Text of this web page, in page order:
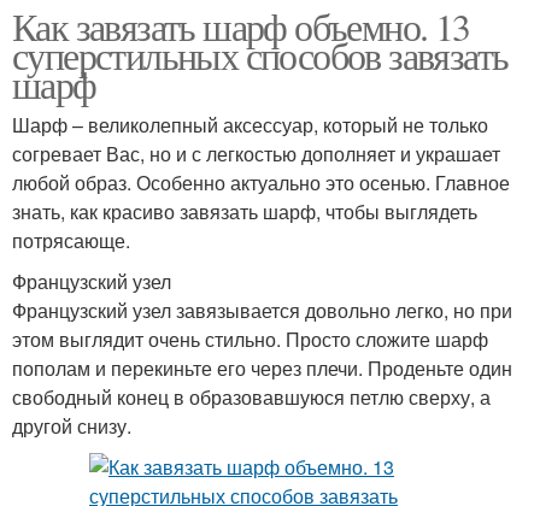
Как завязать шарф объемно. 13
суперстильных способов завязать
шарф
Шарф – великолепный аксессуар, который не только
согревает Вас, но и с легкостью дополняет и украшает
любой образ. Особенно актуально это осенью. Главное
знать, как красиво завязать шарф, чтобы выглядеть
потрясающе.
Французский узел
Французский узел завязывается довольно легко, но при
этом выглядит очень стильно. Просто сложите шарф
пополам и перекиньте его через плечи. Проденьте один
свободный конец в образовавшуюся петлю сверху, а
другой снизу.